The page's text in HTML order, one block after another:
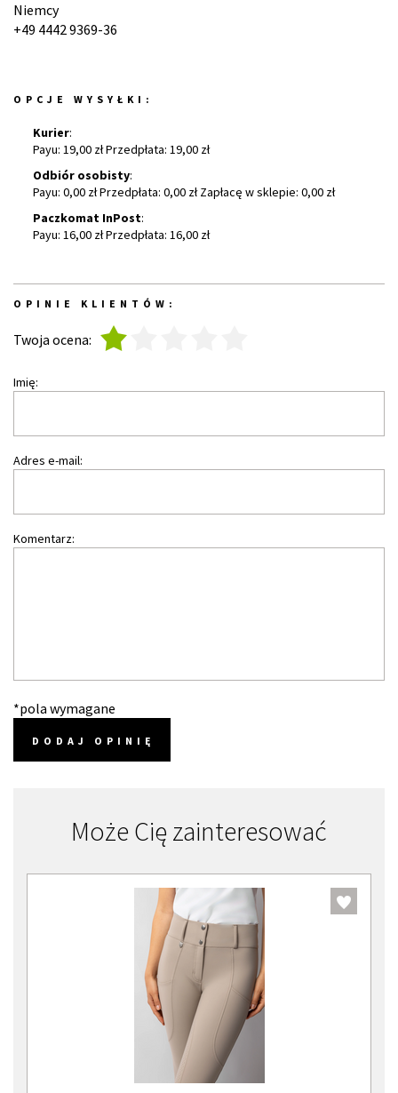
Niemcy
+49 4442 9369-36
OPCJE WYSYŁKI:
Kurier:
Payu: 19,00 zł Przedpłata: 19,00 zł
Odbiór osobisty:
Payu: 0,00 zł Przedpłata: 0,00 zł Zapłacę w sklepie: 0,00 zł
Paczkomat InPost:
Payu: 16,00 zł Przedpłata: 16,00 zł
OPINIE KLIENTÓW:
Twoja ocena:
Imię:
Adres e-mail:
Komentarz:
*pola wymagane
DODAJ OPINIĘ
Może Cię zainteresować